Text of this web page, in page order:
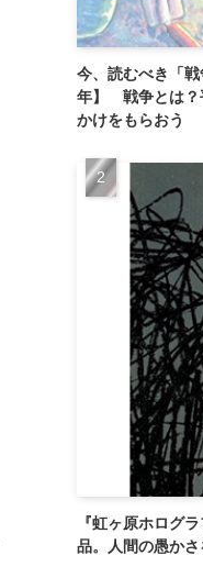
今、読むべき「
年】 戦争とは？
かけをもらおう
『虹ヶ原ホログ
品。人間の愚か